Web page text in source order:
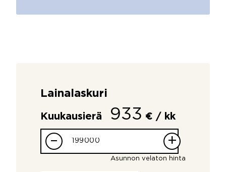
Lainalaskuri
Kuukausierä 933 € / kk
– +
Asunnon velaton hinta